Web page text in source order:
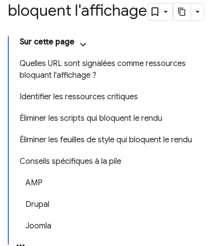
bloquent l'affichage
Sur cette page
Quelles URL sont signalées comme ressources
bloquant l'affichage ?
Identifier les ressources critiques
Éliminer les scripts qui bloquent le rendu
Éliminer les feuilles de style qui bloquent le rendu
Conseils spécifiques à la pile
AMP
Drupal
Joomla